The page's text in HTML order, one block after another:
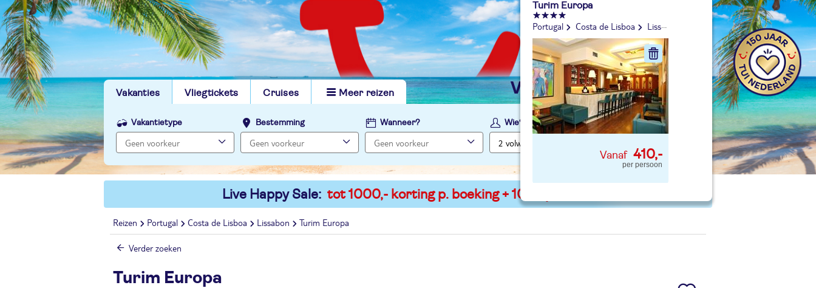
Turim Europa
Portugal Costa de Lisboa Lissabon
410,-
per persoon
Vakanties Vliegtickets Cruises Meer reizen vind jouw ideale vakantie
Vakantietype Bestemming Wanneer? Wie?
Live Happy Sale: tot 1000,- korting p. boeking + 100,- p. kind
Reizen Portugal Costa de Lisboa Lissabon Turim Europa
Verder zoeken
Turim Europa